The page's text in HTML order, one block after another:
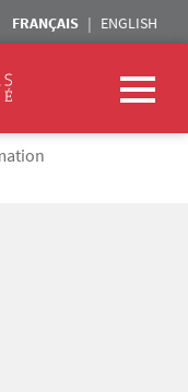
FRANÇAIS ENGLISH